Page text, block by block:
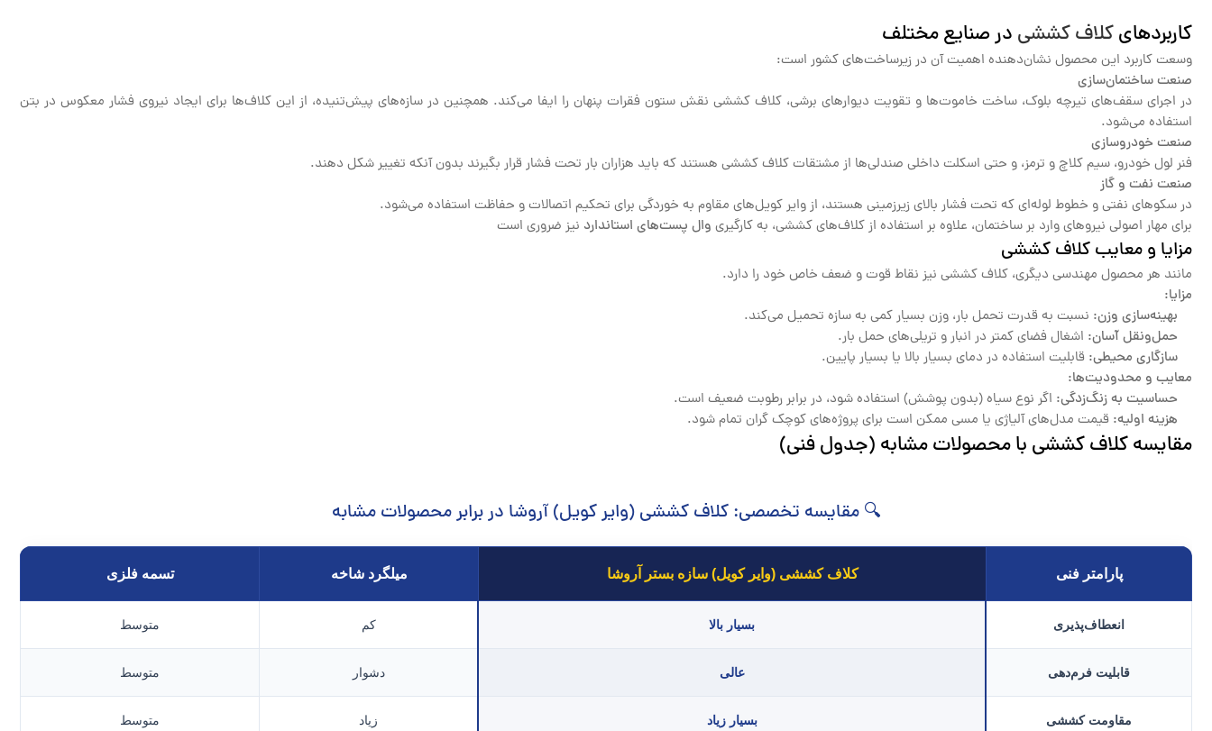
کاربردهایکلاف کششی در صنایع مختلف
وسعت کاربرد این محصول نشان‌دهنده اهمیت آن در زیرساخت‌های کشور است:
صنعت ساختمان‌سازی
در اجرای سقف‌های تیرچه بلوک، ساخت خاموت‌ها و تقویت دیوارهای برشی، کلاف کششی نقش ستون فقرات پنهان را ایفا می‌کند. همچنین در سازه‌های پیش‌تنیده، از این کلاف‌ها برای ایجاد نیروی فشار معکوس در بتن
استفاده می‌شود.
صنعت خودروسازی
فنر لول خودرو، سیم کلاچ و ترمز، و حتی اسکلت داخلی صندلی‌ها از مشتقات کلاف کششی هستند که باید هزاران بار تحت فشار قرار بگیرند بدون آنکه تغییر شکل دهند.
صنعت نفت و گاز
در سکوهای نفتی و خطوط لوله‌ای که تحت فشار بالای زیرزمینی هستند، از وایر کویل‌های مقاوم به خوردگی برای تحکیم اتصالات و حفاظت استفاده می‌شود.
برای مهار اصولی نیروهای وارد بر ساختمان، علاوه بر استفاده از کلاف‌های کششی، به کارگیری وال پست‌های استاندارد نیز ضروری است
مزایا و معایب کلاف کششی
مانند هر محصول مهندسی دیگری، کلاف کششی نیز نقاط قوت و ضعف خاص خود را دارد.
مزایا:
بهینه‌سازی وزن: نسبت به قدرت تحمل بار، وزن بسیار کمی به سازه تحمیل می‌کند.
حمل‌ونقل آسان: اشغال فضای کمتر در انبار و تریلی‌های حمل بار.
سازگاری محیطی: قابلیت استفاده در دمای بسیار بالا یا بسیار پایین.
معایب و محدودیت‌ها:
حساسیت به زنگ‌زدگی: اگر نوع سیاه (بدون پوشش) استفاده شود، در برابر رطوبت ضعیف است.
هزینه اولیه: قیمت مدل‌های آلیاژی یا مسی ممکن است برای پروژه‌های کوچک گران تمام شود.
مقایسه کلاف کششی با محصولات مشابه (جدول فنی)
🔍 مقایسه تخصصی: کلاف کششی (وایر کویل) آروشا در برابر محصولات مشابه
پارامتر فنی کلاف کششی (وایر کویل) سازه بستر آروشا میلگرد شاخه تسمه فلزی
انعطاف‌پذیری بسیار بالا کم متوسط
قابلیت فرم‌دهی عالی دشوار متوسط
مقاومت کششی بسیار زیاد زیاد متوسط